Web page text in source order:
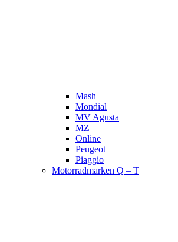
Mash
Mondial
MV Agusta
MZ
Online
Peugeot
Piaggio
Motorradmarken Q – T